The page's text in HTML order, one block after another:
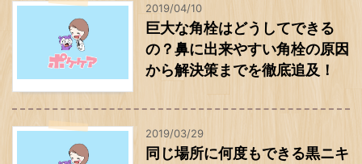
2019/04/10
巨大な角栓はどうしてできる
の？鼻に出来やすい角栓の原因
から解決策までを徹底追及！
2019/03/29
同じ場所に何度もできる黒ニキ